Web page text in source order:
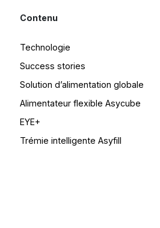
Contenu
Technologie
Success stories
Solution d’alimentation globale
Alimentateur flexible Asycube
EYE+
Trémie intelligente Asyfill